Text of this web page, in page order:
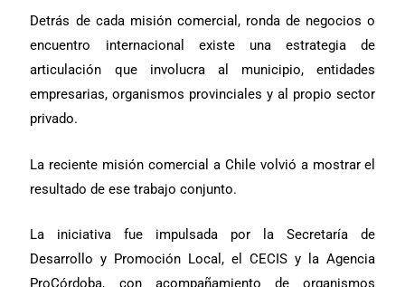
Detrás de cada misión comercial, ronda de negocios o
encuentro internacional existe una estrategia de
articulación que involucra al municipio, entidades
empresarias, organismos provinciales y al propio sector
privado.
La reciente misión comercial a Chile volvió a mostrar el
resultado de ese trabajo conjunto.
La iniciativa fue impulsada por la Secretaría de
Desarrollo y Promoción Local, el CECIS y la Agencia
ProCórdoba, con acompañamiento de organismos